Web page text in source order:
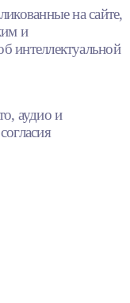
на сайте,
и
интеллектуальной
аудио и